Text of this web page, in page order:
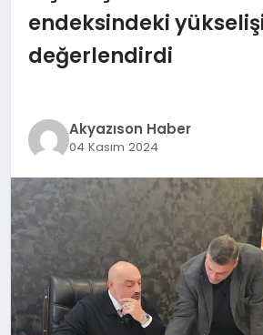
EKONOMI
SPOR
YAŞAM
endeksindeki
değerlendirdi
Akyazıson Haber
04 Kasım 2024